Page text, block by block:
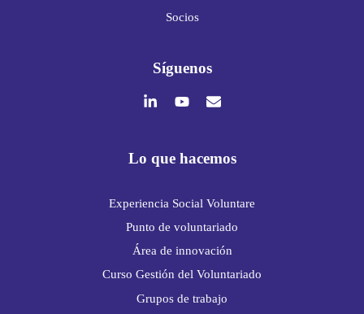
Socios
Síguenos
Lo que hacemos
Experiencia Social Voluntare
Punto de voluntariado
Área de innovación
Curso Gestión del Voluntariado
Grupos de trabajo